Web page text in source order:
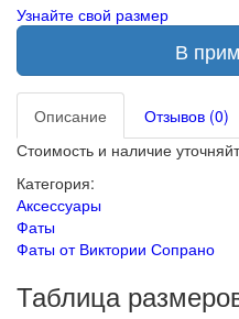
Узнайте свой размер
В
Описание
Отзывов (0)
Стоимость и наличие
Категория:
Аксессуары
Фаты
Фаты от Виктории Сопрано
Таблица